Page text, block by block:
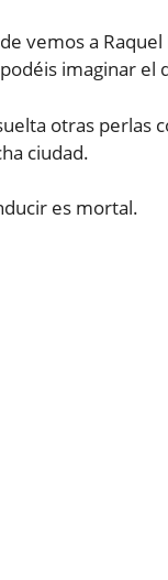
vemos a
imaginar
otras perlas
ciudad.
es mortal.